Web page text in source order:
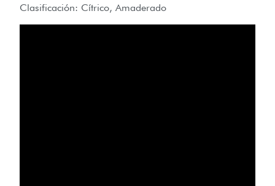
Clasificación: Cítrico, Amaderado